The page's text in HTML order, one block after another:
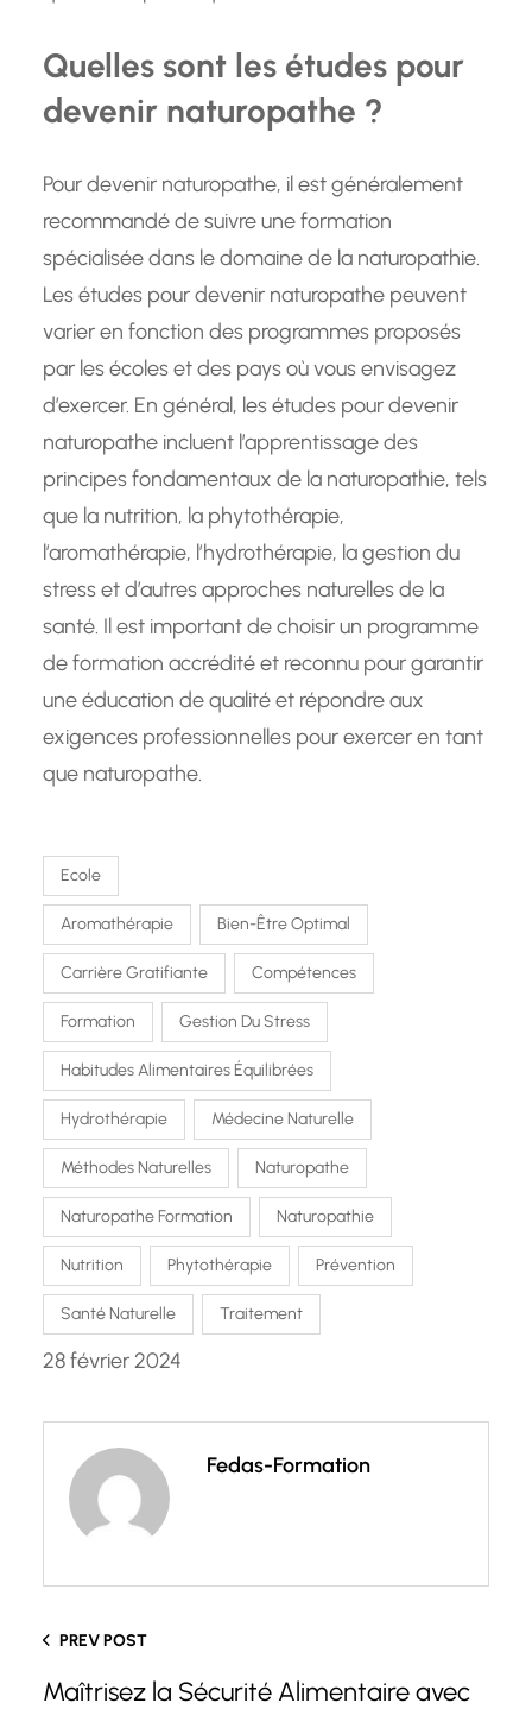
Quelles sont les études pour
devenir naturopathe ?
Pour devenir naturopathe, il est généralement
recommandé de suivre une formation
spécialisée dans le domaine de la naturopathie.
Les études pour devenir naturopathe peuvent
varier en fonction des programmes proposés
par les écoles et des pays où vous envisagez
d’exercer. En général, les études pour devenir
naturopathe incluent l’apprentissage des
principes fondamentaux de la naturopathie, tels
que la nutrition, la phytothérapie,
l’aromathérapie, l’hydrothérapie, la gestion du
stress et d’autres approches naturelles de la
santé. Il est important de choisir un programme
de formation accrédité et reconnu pour garantir
une éducation de qualité et répondre aux
exigences professionnelles pour exercer en tant
que naturopathe.
Ecole
Aromathérapie Bien-Être Optimal
Carrière Gratifiante Compétences
Formation Gestion Du Stress
Habitudes Alimentaires Équilibrées
Hydrothérapie Médecine Naturelle
Méthodes Naturelles Naturopathe
Naturopathe Formation Naturopathie
Nutrition Phytothérapie Prévention
Santé Naturelle Traitement
28 février 2024
Fedas-Formation
PREV POST
Maîtrisez la Sécurité Alimentaire avec